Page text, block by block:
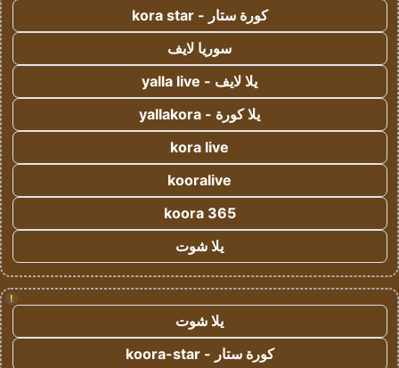
كورة ستار - kora star
سوريا لايف
يلا لايف - yalla live
يلا كورة - yallakora
kora live
kooralive
koora 365
يلا شوت
!
يلا شوت
كورة ستار - koora-star